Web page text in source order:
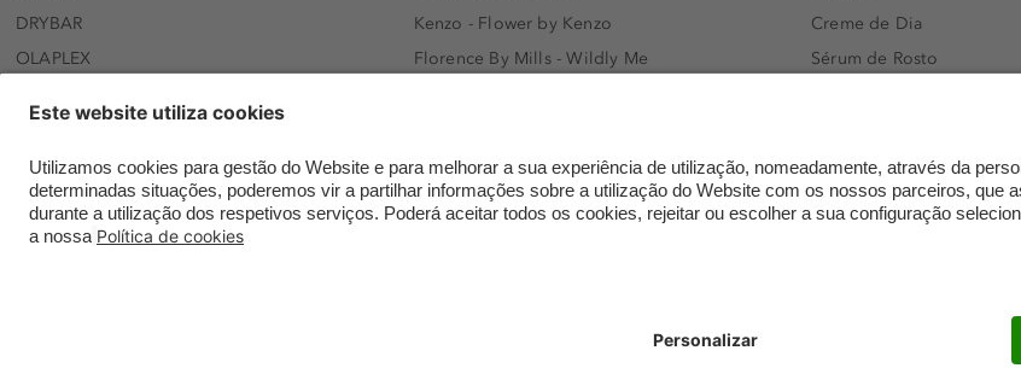
DRYBAR
OLAPLEX
ARMAF
Beauty of Joseon
NANOLASH
Kenzo - Flower by Kenzo
Florence By Mills - Wildly Me
Davidoff - Cool Water Men
KHLOÉ KARDASHIAN - Xo Khloè
Creme de Dia
Sérum de Rosto
Espuma de Limpeza Facial
Dermocosmética
Trocas e devoluções